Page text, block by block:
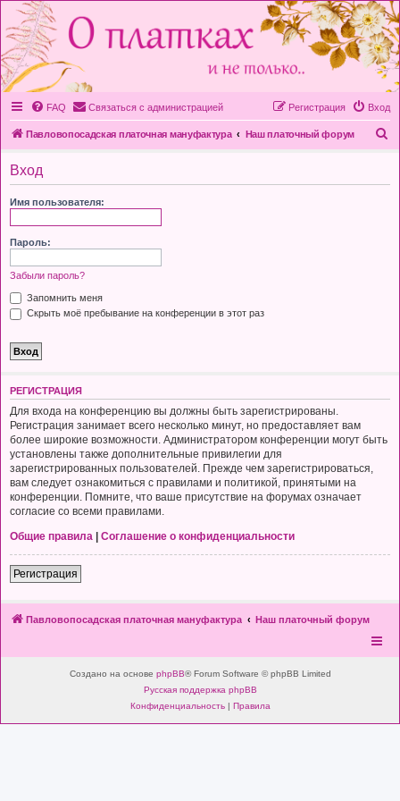
FAQ Связаться с администрацией Вход
Регистрация
Павловопосадская платочная мануфактура Наш платочный форум
Вход
Имя пользователя:
Пароль:
Забыли пароль?
Запомнить меня
Скрыть моё пребывание на конференции в этот раз
РЕГИСТРАЦИЯ
Для входа на конференцию вы должны быть зарегистрированы.
Регистрация занимает всего несколько минут, но предоставляет вам
более широкие возможности. Администратором конференции могут быть
установлены также дополнительные привилегии для
зарегистрированных пользователей. Прежде чем зарегистрироваться,
вам следует ознакомиться с правилами и политикой, принятыми на
конференции. Помните, что ваше присутствие на форумах означает
согласие со всеми правилами.
Общие правила
Соглашение о конфиденциальности
Регистрация
Павловопосадская платочная мануфактура Наш платочный форум
Создано на основе phpBB® Forum Software © phpBB Limited
Русская поддержка phpBB
Конфиденциальность| Правила